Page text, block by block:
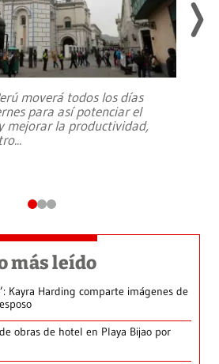
moverá todos los días
para así potenciar el
mejorar la productividad,
...
más leído
Kayra Harding comparte imágenes de
obras de hotel en Playa Bijao por